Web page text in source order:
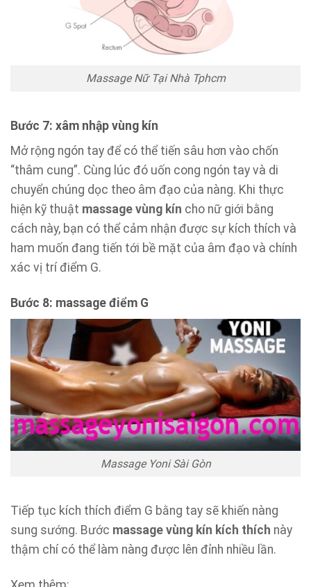
Massage Nữ Tại Nhà Tphcm
Bước 7: xâm nhập vùng kín
Mở rộng ngón tay để có thể tiến sâu hơn vào chốn
“thâm cung”. Cùng lúc đó uốn cong ngón tay và di
chuyển chúng dọc theo âm đạo của nàng. Khi thực
hiện kỹ thuật massage vùng kín cho nữ giới bằng
cách này, bạn có thể cảm nhận được sự kích thích và
ham muốn đang tiến tới bề mặt của âm đạo và chính
xác vị trí điểm G.
Bước 8: massage điểm G
Massage Yoni Sài Gòn
Tiếp tục kích thích điểm G bằng tay sẽ khiến nàng
sung sướng. Bước massage vùng kín kích thích này
thậm chí có thể làm nàng được lên đỉnh nhiều lần.